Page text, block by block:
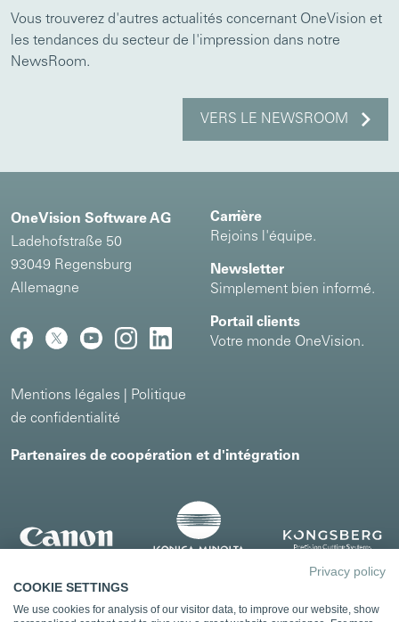
Vous trouverez d'autres actualités concernant OneVision et
les tendances du secteur de l'impression dans notre
NewsRoom.
VERS LE NEWSROOM
OneVision Software AG
Ladehofstraße 50
93049 Regensburg
Allemagne
Mentions légales
Politique
de confidentialité
Carrière
Rejoins l'équipe.
Newsletter
Simplement bien informé.
Portail clients
Votre monde OneVision.
Partenaires de coopération et d'intégration
Privacy policy
COOKIE SETTINGS
We use cookies for analysis of our visitor data, to improve our website, show